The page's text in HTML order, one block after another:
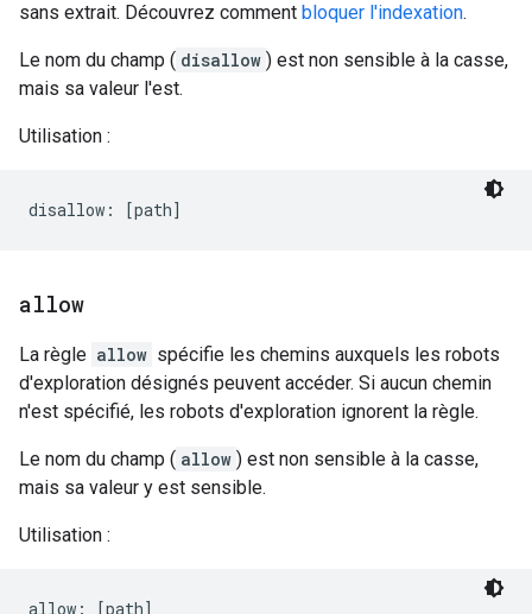
sans extrait. Découvrez comment bloquer l'indexation.
Le nom du champ ( disallow ) est non sensible à la casse,
mais sa valeur l'est.
Utilisation :
allow
La règle allow spécifie les chemins auxquels les robots
d'exploration désignés peuvent accéder. Si aucun chemin
n'est spécifié, les robots d'exploration ignorent la règle.
Le nom du champ ( allow ) est non sensible à la casse,
mais sa valeur y est sensible.
Utilisation :